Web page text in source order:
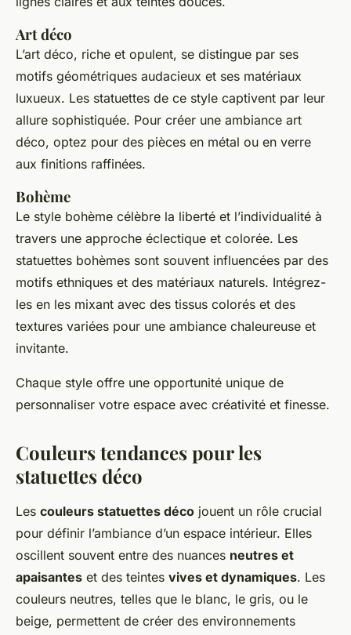
Art déco
L’art déco, riche et opulent, se distingue par ses
motifs géométriques audacieux et ses matériaux
luxueux. Les statuettes de ce style captivent par leur
allure sophistiquée. Pour créer une ambiance art
déco, optez pour des pièces en métal ou en verre
aux finitions raffinées.
Bohème
Le style bohème célèbre la liberté et l’individualité à
travers une approche éclectique et colorée. Les
statuettes bohèmes sont souvent influencées par des
motifs ethniques et des matériaux naturels. Intégrez-
les en les mixant avec des tissus colorés et des
textures variées pour une ambiance chaleureuse et
invitante.
Chaque style offre une opportunité unique de
personnaliser votre espace avec créativité et finesse.
Couleurs tendances pour les
statuettes déco
Les couleurs statuettes déco jouent un rôle crucial
pour définir l’ambiance d’un espace intérieur. Elles
oscillent souvent entre des nuances neutres et
apaisantes et des teintes vives et dynamiques. Les
couleurs neutres, telles que le blanc, le gris, ou le
beige, permettent de créer des environnements